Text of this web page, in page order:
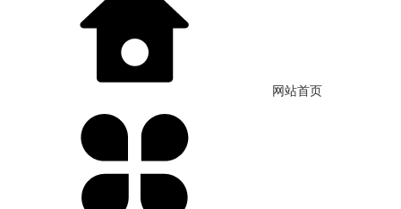
网站首页